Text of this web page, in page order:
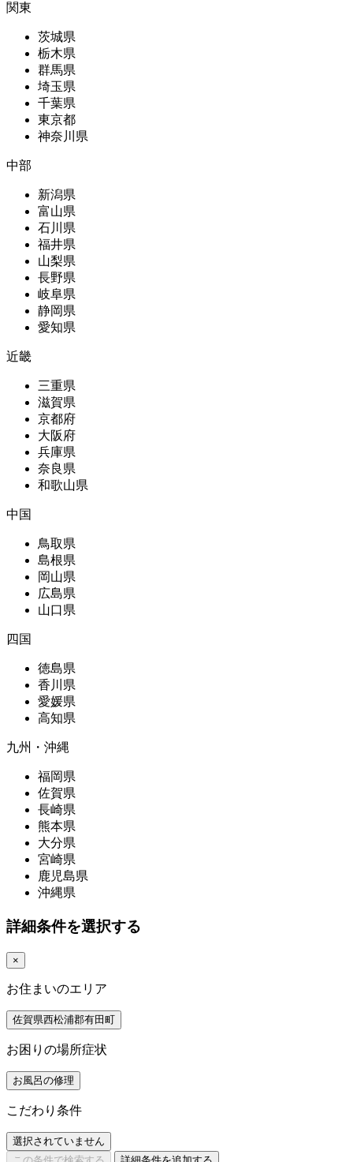
関東
茨城県
栃木県
群馬県
埼玉県
千葉県
東京都
神奈川県
中部
新潟県
富山県
石川県
福井県
山梨県
長野県
岐阜県
静岡県
愛知県
近畿
三重県
滋賀県
京都府
大阪府
兵庫県
奈良県
和歌山県
中国
鳥取県
島根県
岡山県
広島県
山口県
四国
徳島県
香川県
愛媛県
高知県
九州・沖縄
福岡県
佐賀県
長崎県
熊本県
大分県
宮崎県
鹿児島県
沖縄県
詳細条件を選択する
×
お住まいのエリア
佐賀県西松浦郡有田町
お困りの場所症状
お風呂の修理
こだわり条件
選択されていません